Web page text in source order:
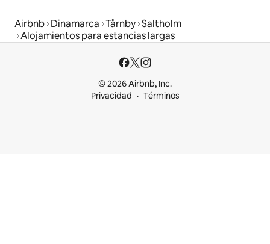
Airbnb Dinamarca Tårnby Saltholm
Alojamientos para estancias largas
© 2026 Airbnb, Inc.
Privacidad
Términos